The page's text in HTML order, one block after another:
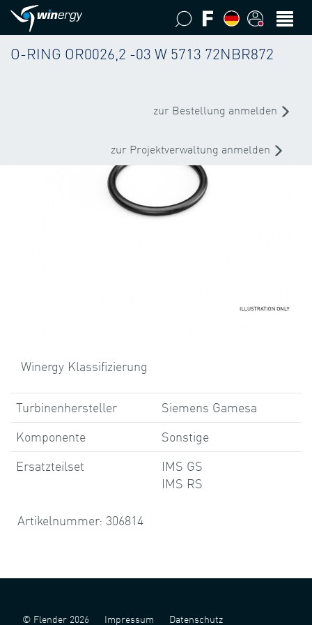
O-RING OR0026,2 -03 W 5713 72NBR872
zur Bestellung anmelden
zur Projektverwaltung anmelden
Winergy Klassifizierung
Turbinenhersteller
Siemens Gamesa
Komponente
Sonstige
Ersatzteilset
IMS GS
IMS RS
Artikelnummer: 306814
© Flender 2026 Impressum Datenschutz